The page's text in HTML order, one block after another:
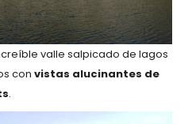
valle salpicado de lagos
con vistas alucinantes de
.